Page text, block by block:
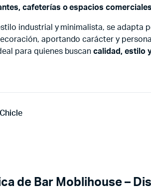
cafeterías o espacios comerciales
industrial y minimalista, se adapta
aportando carácter y
para quienes buscancalidad, estilo
de Bar Moblihouse –